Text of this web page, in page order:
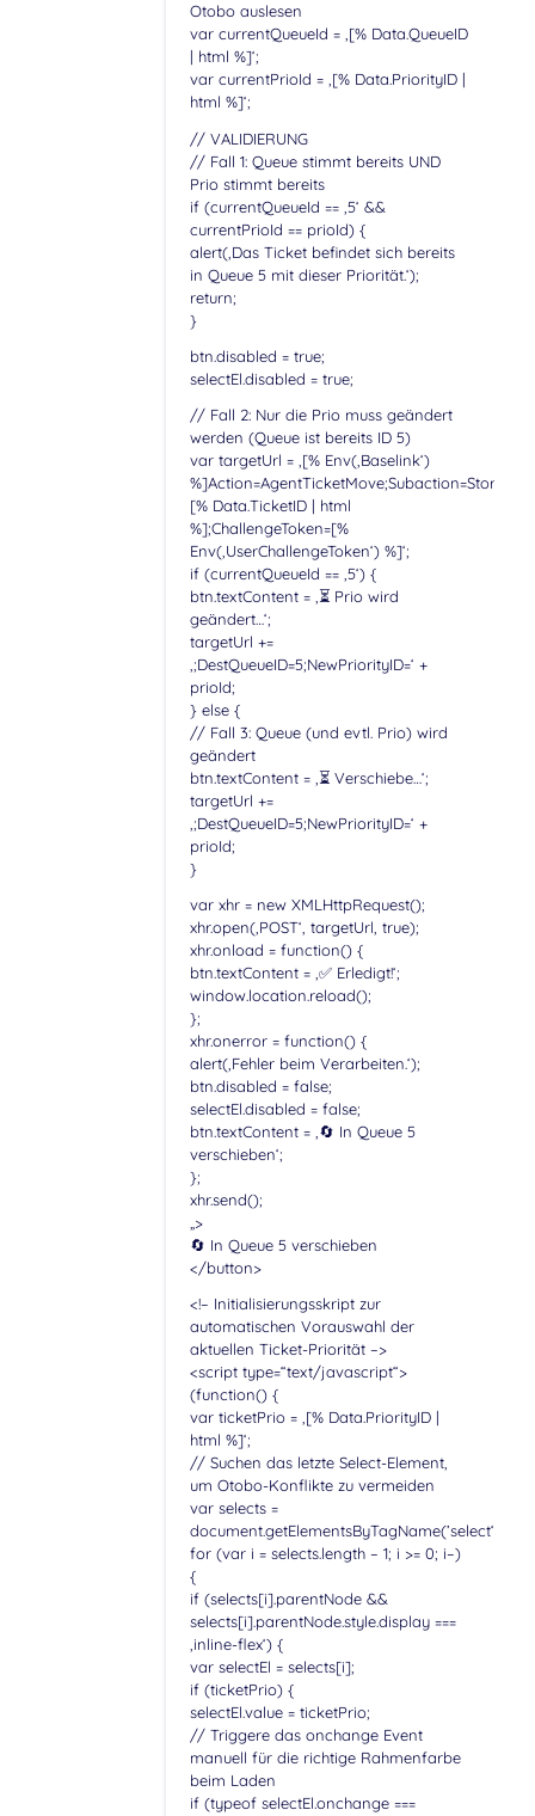
Otobo auslesen
var currentQueueId = ‚[% Data.QueueID
| html %]‘;
var currentPrioId = ‚[% Data.PriorityID |
html %]‘;
// VALIDIERUNG
// Fall 1: Queue stimmt bereits UND
Prio stimmt bereits
if (currentQueueId == ‚5‘ &&
currentPrioId == prioId) {
alert(‚Das Ticket befindet sich bereits
in Queue 5 mit dieser Priorität.‘);
return;
}
btn.disabled = true;
selectEl.disabled = true;
// Fall 2: Nur die Prio muss geändert
werden (Queue ist bereits ID 5)
var targetUrl = ‚[% Env(‚Baselink‘)
[% Data.TicketID | html
%];ChallengeToken=[%
Env(‚UserChallengeToken‘) %]‘;
if (currentQueueId == ‚5‘) {
btn.textContent = ‚⏳ Prio wird
geändert…‘;
targetUrl +=
‚;DestQueueID=5;NewPriorityID=‘ +
prioId;
} else {
// Fall 3: Queue (und evtl. Prio) wird
geändert
btn.textContent = ‚⏳ Verschiebe…‘;
targetUrl +=
‚;DestQueueID=5;NewPriorityID=‘ +
prioId;
}
var xhr = new XMLHttpRequest();
xhr.open(‚POST‘, targetUrl, true);
xhr.onload = function() {
btn.textContent = ‚✅ Erledigt!‘;
window.location.reload();
};
xhr.onerror = function() {
alert(‚Fehler beim Verarbeiten.‘);
btn.disabled = false;
selectEl.disabled = false;
btn.textContent = ‚🔄 In Queue 5
verschieben‘;
};
xhr.send();
„>
🔄 In Queue 5 verschieben
</button>
<!– Initialisierungsskript zur
automatischen Vorauswahl der
aktuellen Ticket-Priorität –>
<script type=“text/javascript“>
(function() {
var ticketPrio = ‚[% Data.PriorityID |
html %]‘;
// Suchen das letzte Select-Element,
um Otobo-Konflikte zu vermeiden
var selects =
document.getElementsByTagName(’select‘);
for (var i = selects.length – 1; i >= 0; i–)
{
if (selects[i].parentNode &&
selects[i].parentNode.style.display ===
‚inline-flex‘) {
var selectEl = selects[i];
if (ticketPrio) {
selectEl.value = ticketPrio;
// Triggere das onchange Event
manuell für die richtige Rahmenfarbe
beim Laden
if (typeof selectEl.onchange ===